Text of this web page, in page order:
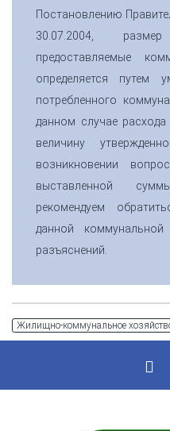
Постановлению
30.07.2004,
предоставляемые
определяется путем
потребленного
данном случае расхода
величину
возникновении
выставленной
рекомендуем
данной
разъяснений.
Жилищно-коммунальное